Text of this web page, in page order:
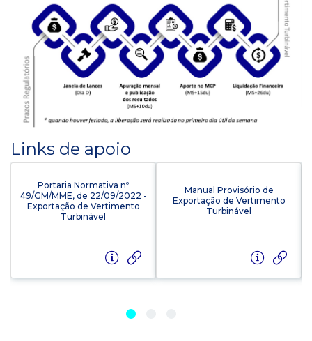
Links de apoio
Portaria Normativa nº
49/GM/MME, de 22/09/2022 -
Exportação de Vertimento
Turbinável
Manual Provisório de
Exportação de Vertimento
Turbinável